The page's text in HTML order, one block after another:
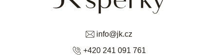
info@jk.cz
+420 241 091 761